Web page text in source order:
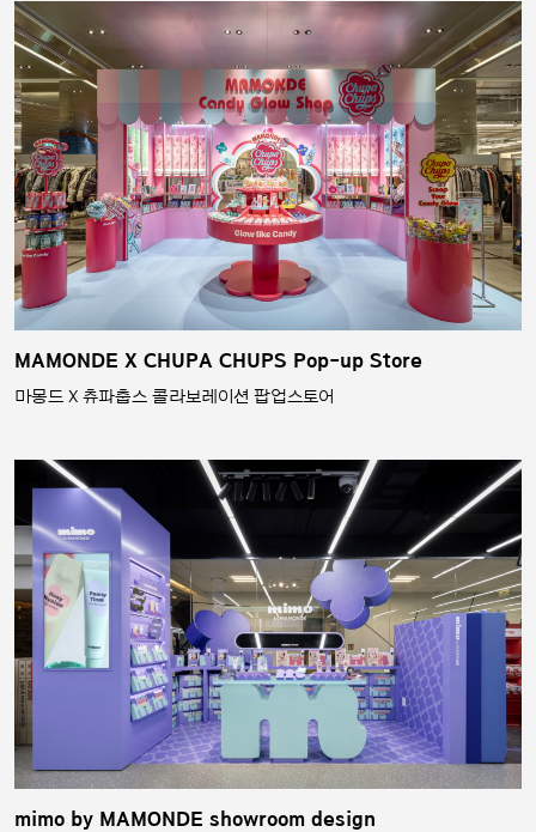
MAMONDE X CHUPA CHUPS Pop-up Store
마몽드 X 츄파춥스 콜라보레이션 팝업스토어
mimo by MAMONDE showroom design